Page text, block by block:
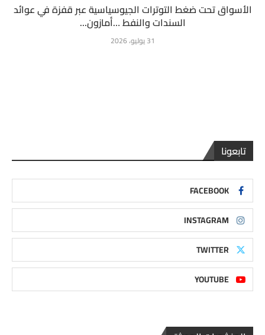
الأسواق تحت ضغط التوترات الجيوسياسية عبر قفزة في عوائد
السندات والنفط …أمازون...
31 يوليو، 2026
تابعونا
FACEBOOK
INSTAGRAM
TWITTER
YOUTUBE